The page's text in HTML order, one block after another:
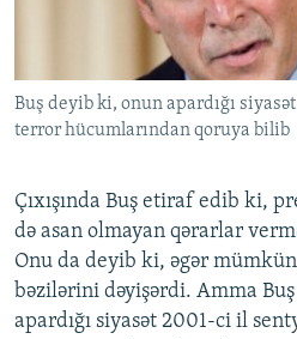
İSLAM VƏ DEMOKRATIYA
İZ - MƏDƏNIYYƏT PROQRAMI
PEŞƏ ETIKASI VƏ JURNALISTIKA
MATERIALLARIMIZDAN ISTIFADƏ
AZADLIQRADIOSU MOBIL
XƏBƏR BÜLLETENLƏRIMIZ
RFE/RL-in bütün saytları
Buş deyib ki, onun apardığı
terror hücumlarından qoruya bilib
Çıxışında Buş etiraf edib ki,
də asan olmayan qərarlar
Onu da deyib ki, əgər
bəzilərini dəyişərdi. Amma
apardığı siyasət 2001-ci il